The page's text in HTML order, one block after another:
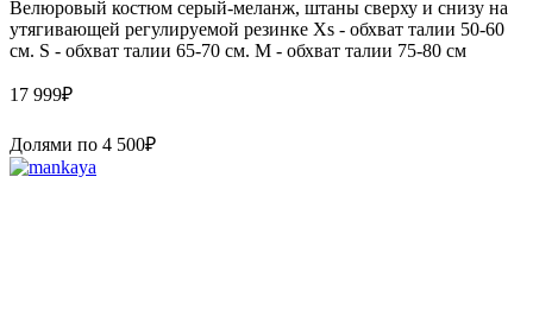
Велюровый костюм серый-меланж, штаны сверху и снизу на
утягивающей регулируемой резинке Xs - обхват талии 50-60
см. S - обхват талии 65-70 см. M - обхват талии 75-80 см
17 999₽
Долями по 4 500₽